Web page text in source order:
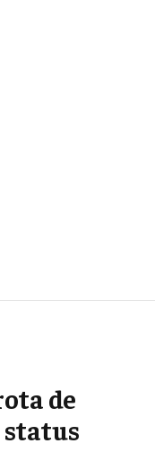
de
status